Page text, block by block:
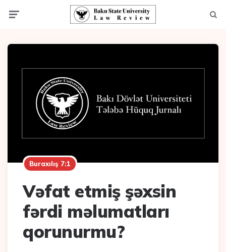
Buraxılış 7:1
Vəfat etmiş şəxsin
fərdi məlumatları
qorunurmu?